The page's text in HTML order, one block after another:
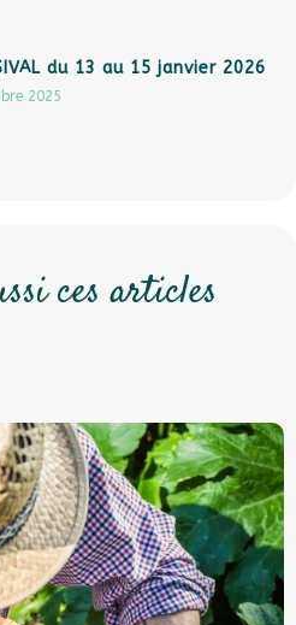
du 13 au 15 janvier 2026
2025
ces articles